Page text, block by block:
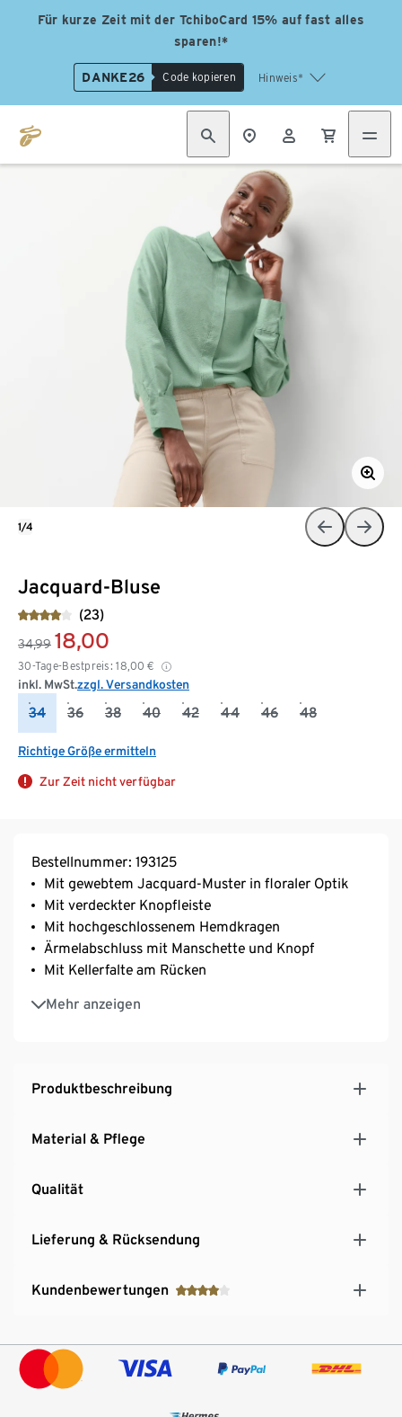
Für kurze Zeit mit der TchiboCard 15% auf fast alles
sparen!*
DANKE26 Code kopieren Hinweis*
Jacquard-Bluse
(23)
34,99 18,00
30-Tage-Bestpreis: 18,00 €
inkl. MwSt.zzgl. Versandkosten
34 36 38 40 42 44 46 48
Richtige Größe ermitteln
Zur Zeit nicht verfügbar
1/4
Bestellnummer: 193125
Mit gewebtem Jacquard-Muster in floraler Optik
Mit verdeckter Knopfleiste
Mit hochgeschlossenem Hemdkragen
Ärmelabschluss mit Manschette und Knopf
Mit Kellerfalte am Rücken
Mehr anzeigen
Weiche Qualität mit hohem Viskoseanteil
Produktbeschreibung
Material & Pflege
Qualität
Lieferung & Rücksendung
Kundenbewertungen